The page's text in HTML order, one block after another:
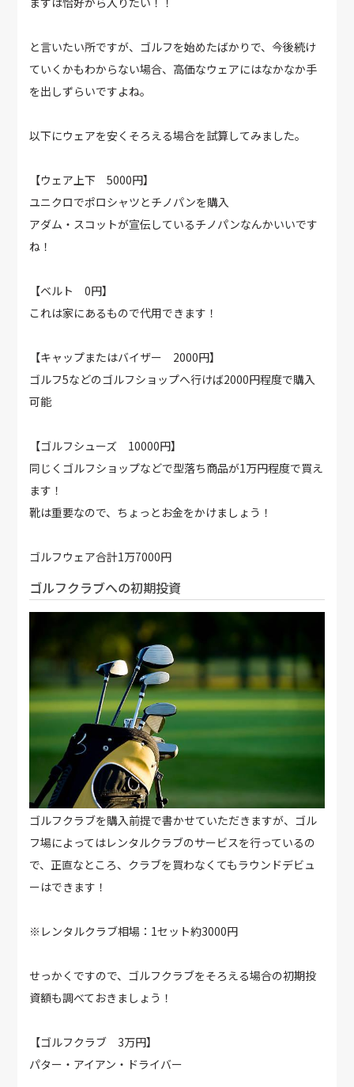
と言いたい所ですが、ゴルフを始めたばかりで、今後続け
ていくかもわからない場合、高価なウェアにはなかなか手
を出しずらいですよね。
以下にウェアを安くそろえる場合を試算してみました。
【ウェア上下 5000円】
ユニクロでポロシャツとチノパンを購入
アダム・スコットが宣伝しているチノパンなんかいいです
ね！
【ベルト 0円】
これは家にあるもので代用できます！
【キャップまたはバイザー 2000円】
ゴルフ5などのゴルフショップへ行けば2000円程度で購入
可能
【ゴルフシューズ 10000円】
同じくゴルフショップなどで型落ち商品が1万円程度で買え
ます！
靴は重要なので、ちょっとお金をかけましょう！
ゴルフウェア合計1万7000円
ゴルフクラブへの初期投資
ゴルフクラブを購入前提で書かせていただきますが、ゴル
フ場によってはレンタルクラブのサービスを行っているの
で、正直なところ、クラブを買わなくてもラウンドデビュ
ーはできます！
※レンタルクラブ相場：1セット約3000円
せっかくですので、ゴルフクラブをそろえる場合の初期投
資額も調べておきましょう！
【ゴルフクラブ 3万円】
パター・アイアン・ドライバー